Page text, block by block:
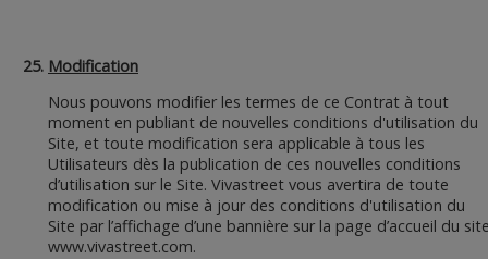
Modification
Nous pouvons modifier les termes de ce Contrat à tout
moment en publiant de nouvelles conditions d'utilisation du
Site, et toute modification sera applicable à tous les
Utilisateurs dès la publication de ces nouvelles conditions
d’utilisation sur le Site. Vivastreet vous avertira de toute
modification ou mise à jour des conditions d'utilisation du
Site par l’affichage d’une bannière sur la page d’accueil du
www.vivastreet.com.